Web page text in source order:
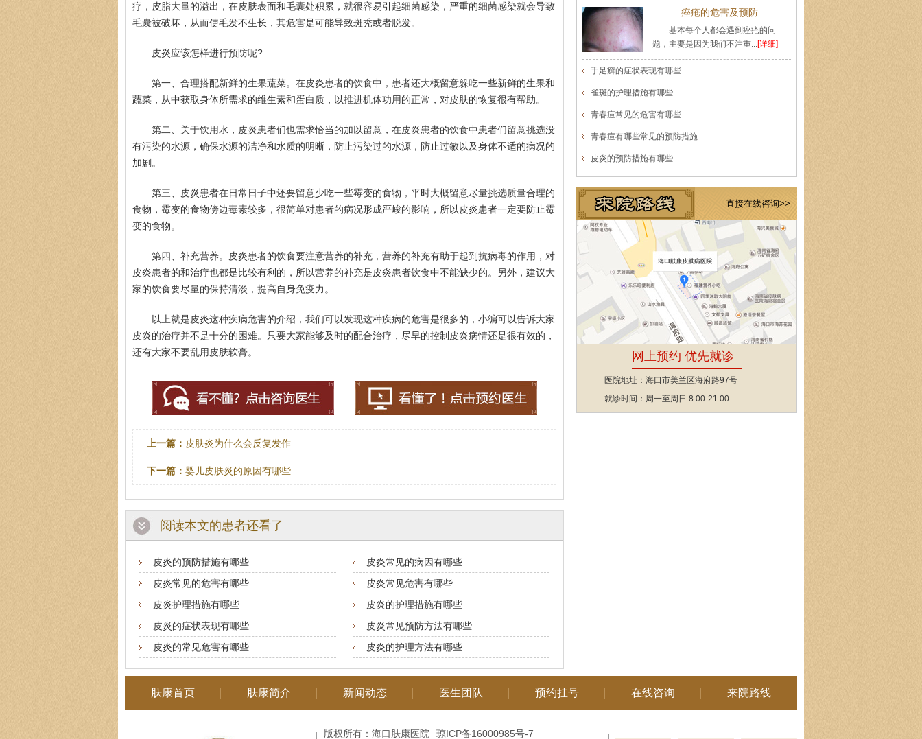
疗，皮脂大量的溢出，在皮肤表面和毛囊处积累，就很容易引起细菌感染，严重的细菌感染就会导致
毛囊被破坏，从而使毛发不生长，其危害是可能导致斑秃或者脱发。
皮炎应该怎样进行预防呢?
第一、合理搭配新鲜的生果蔬菜。在皮炎患者的饮食中，患者还大概留意躲吃一些新鲜的生果和
蔬菜，从中获取身体所需求的维生素和蛋白质，以推进机体功用的正常，对皮肤的恢复很有帮助。
第二、关于饮用水，皮炎患者们也需求恰当的加以留意，在皮炎患者的饮食中患者们留意挑选没
有污染的水源，确保水源的洁净和水质的明晰，防止污染过的水源，防止过敏以及身体不适的病况的
加剧。
第三、皮炎患者在日常日子中还要留意少吃一些霉变的食物，平时大概留意尽量挑选质量合理的
食物，霉变的食物傍边毒素较多，很简单对患者的病况形成严峻的影响，所以皮炎患者一定要防止霉
变的食物。
第四、补充营养。皮炎患者的饮食要注意营养的补充，营养的补充有助于起到抗病毒的作用，对
皮炎患者的和治疗也都是比较有利的，所以营养的补充是皮炎患者饮食中不能缺少的。另外，建议大
家的饮食要尽量的保持清淡，提高自身免疫力。
以上就是皮炎这种疾病危害的介绍，我们可以发现这种疾病的危害是很多的，小编可以告诉大家
皮炎的治疗并不是十分的困难。只要大家能够及时的配合治疗，尽早的控制皮炎病情还是很有效的，
还有大家不要乱用皮肤软膏。
上一篇： 皮肤炎为什么会反复发作
下一篇： 婴儿皮肤炎的原因有哪些
阅读本文的患者还看了
皮炎的预防措施有哪些
皮炎常见的病因有哪些
皮炎常见的危害有哪些
皮炎常见危害有哪些
皮炎护理措施有哪些
皮炎的护理措施有哪些
皮炎的症状表现有哪些
皮炎常见预防方法有哪些
皮炎的常见危害有哪些
皮炎的护理方法有哪些
痤疮的危害及预防
基本每个人都会遇到痤疮的问
题，主要是因为我们不注重...[详细]
手足癣的症状表现有哪些
雀斑的护理措施有哪些
青春痘常见的危害有哪些
青春痘有哪些常见的预防措施
皮炎的预防措施有哪些
直接在线咨询>>
网上预约 优先就诊
医院地址：海口市美兰区海府路97号
就诊时间：周一至周日 8:00-21:00
肤康首页 肤康简介 新闻动态 医生团队 预约挂号 在线咨询 来院路线
版权所有：海口肤康医院 琼ICP备16000985号-7